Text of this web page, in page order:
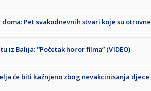
doma: Pet svakodnevnih stvari koje su
iz Balija: “Početak horor filma” (VIDEO)
će biti kažnjeno zbog nevakcinisanja djece